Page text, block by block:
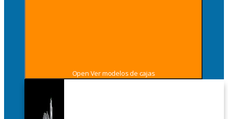
Open Ver modelos de cajas